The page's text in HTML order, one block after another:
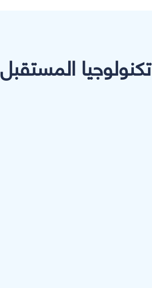
تكنولوجيا المستقبل